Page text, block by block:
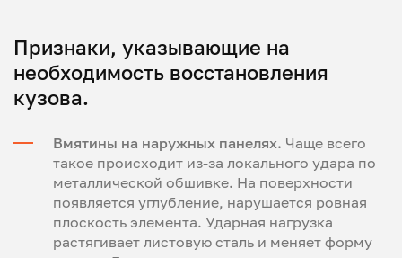
Признаки, указывающие на
необходимость восстановления
кузова.
Вмятины на наружных панелях. Чаще всего
такое происходит из-за локального удара по
металлической обшивке. На поверхности
появляется углубление, нарушается ровная
плоскость элемента. Ударная нагрузка
растягивает листовую сталь и меняет форму